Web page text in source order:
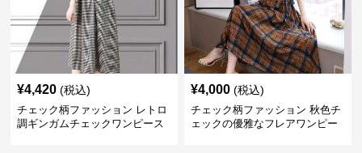
¥4,420 (税込)
チェック柄ファッション レトロ
調ギンガムチェックワンピース
¥4,000 (税込)
チェック柄ファッション 秋色チ
ェックの優雅なフレアワンピー